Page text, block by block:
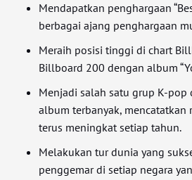
Mendapatkan penghargaan
berbagai ajang penghargaan
Meraih posisi tinggi di chart
Billboard 200 dengan album
Menjadi salah satu grup K-pop
album terbanyak, mencatatkan
terus meningkat setiap tahun.
Melakukan tur dunia yang
penggemar di setiap negara